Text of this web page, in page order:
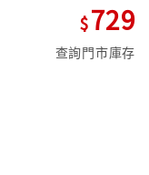
729
查詢門市庫存